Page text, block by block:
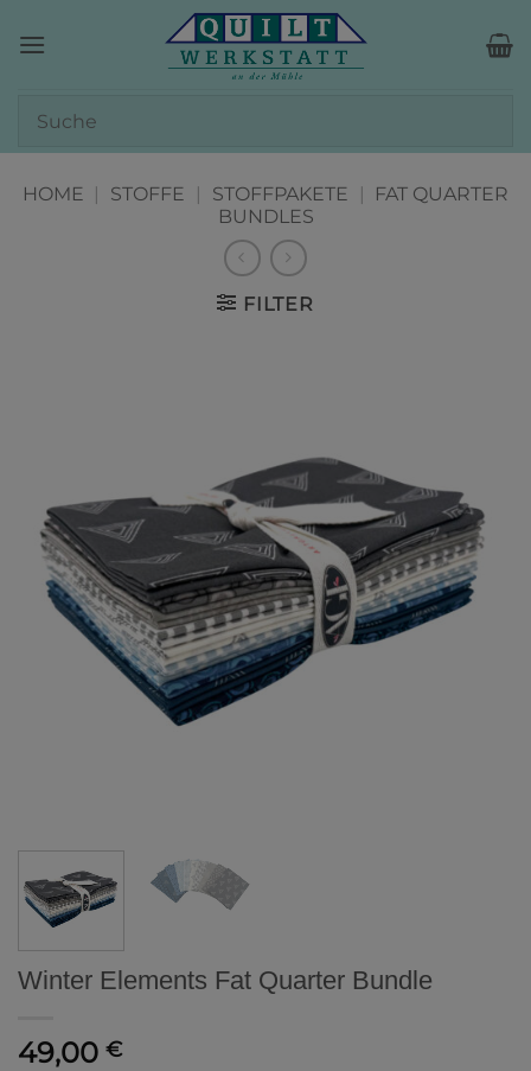
Inhalt
HOME | STOFFE | STOFFPAKETE |
FAT QUARTER
BUNDLES
FILTER
Winter Elements Fat Quarter Bundle
49,00 €